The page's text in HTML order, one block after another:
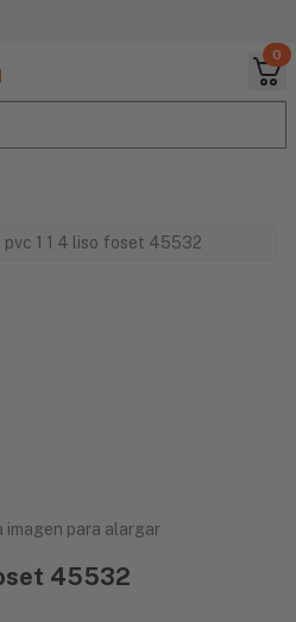
0
pvc 1 1 4 liso foset 45532
imagen para alargar
45532